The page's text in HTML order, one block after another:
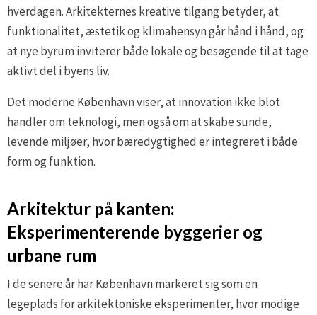
hverdagen. Arkitekternes kreative tilgang betyder, at
funktionalitet, æstetik og klimahensyn går hånd i hånd, og
at nye byrum inviterer både lokale og besøgende til at tage
aktivt del i byens liv.
Det moderne København viser, at innovation ikke blot
handler om teknologi, men også om at skabe sunde,
levende miljøer, hvor bæredygtighed er integreret i både
form og funktion.
Arkitektur på kanten:
Eksperimenterende byggerier og
urbane rum
I de senere år har København markeret sig som en
legeplads for arkitektoniske eksperimenter, hvor modige